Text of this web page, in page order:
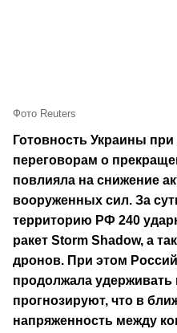
Фото Reuters
Готовность Украины
переговорам о
повлияла на снижение
вооруженных сил. За
территорию РФ 240
ракет Storm Shadow, а
дронов. При этом
продолжала удерживать
прогнозируют, что в
напряженность между